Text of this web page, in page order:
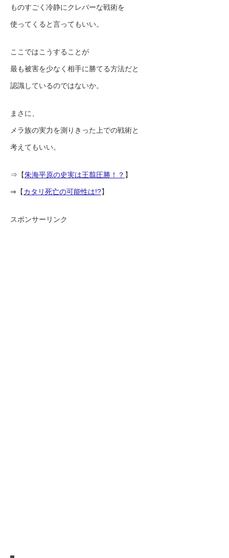
ものすごく冷静にクレバーな戦術を
使ってくると言ってもいい。
ここではこうすることが
最も被害を少なく相手に勝てる方法だと
認識しているのではないか。
まさに、
メラ族の実力を測りきった上での戦術と
考えてもいい。
⇒【朱海平原の史実は王翦圧勝！？ 】
⇒【カタリ死亡の可能性は!?】
スポンサーリンク